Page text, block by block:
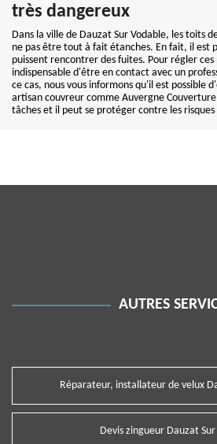
très dangereux
Dans la ville de Dauzat Sur Vodable, les toits
ne pas être tout à fait étanches. En fait, il est
puissent rencontrer des fuites. Pour régler
indispensable d'être en contact avec un
ce cas, nous vous informons qu'il est possible
artisan couvreur comme Auvergne
tâches et il peut se protéger contre les risques
AUTRES
Réparateur, installateur de velux
Devis zingueur Dauzat